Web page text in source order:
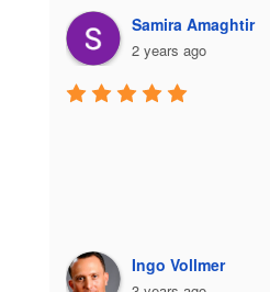
Samira Amaghtir
2 years ago
Ingo Vollmer